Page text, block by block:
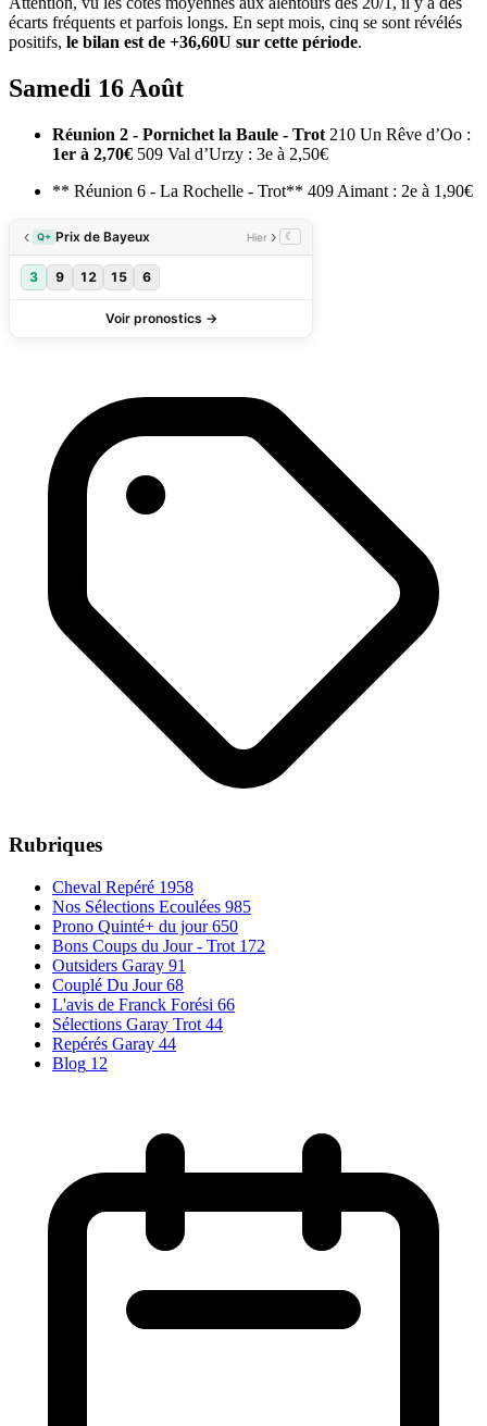
écarts fréquents et parfois longs. En sept mois, cinq se sont révélés
positifs, le bilan est de +36,60U sur cette période.
Samedi 16 Août
Réunion 2 - Pornichet la Baule - Trot 210 Un Rêve d’Oo :
1er à 2,70€ 509 Val d’Urzy : 3e à 2,50€
** Réunion 6 - La Rochelle - Trot** 409 Aimant : 2e à 1,90€
Rubriques
Cheval Repéré 1958
Nos Sélections Ecoulées 985
Prono Quinté+ du jour 650
Bons Coups du Jour - Trot 172
Outsiders Garay 91
Couplé Du Jour 68
L'avis de Franck Forési 66
Sélections Garay Trot 44
Repérés Garay 44
Blog 12